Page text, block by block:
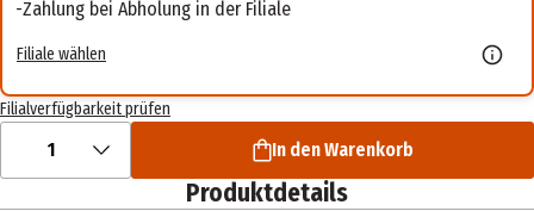
Zahlung bei Abholung in der Filiale
Filiale wählen
Filialverfügbarkeit prüfen
1 In den Warenkorb
Produktdetails